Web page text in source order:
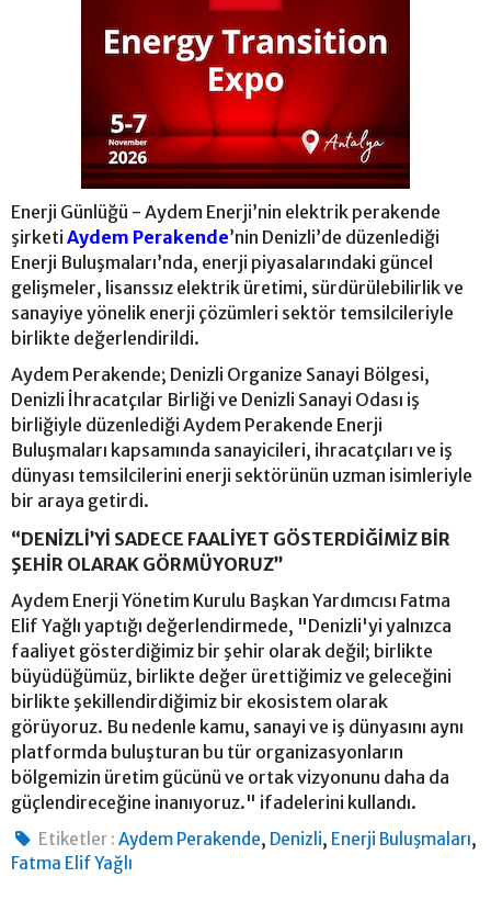
Enerji Günlüğü - Aydem Enerji’nin elektrik perakende
şirketi Aydem Perakende’nin Denizli’de düzenlediği
Enerji Buluşmaları’nda, enerji piyasalarındaki güncel
gelişmeler, lisanssız elektrik üretimi, sürdürülebilirlik ve
sanayiye yönelik enerji çözümleri sektör temsilcileriyle
birlikte değerlendirildi.
Aydem Perakende; Denizli Organize Sanayi Bölgesi,
Denizli İhracatçılar Birliği ve Denizli Sanayi Odası iş
birliğiyle düzenlediği Aydem Perakende Enerji
Buluşmaları kapsamında sanayicileri, ihracatçıları ve iş
dünyası temsilcilerini enerji sektörünün uzman isimleriyle
bir araya getirdi.
“DENİZLİ’Yİ SADECE FAALİYET GÖSTERDİĞİMİZ BİR
ŞEHİR OLARAK GÖRMÜYORUZ”
Aydem Enerji Yönetim Kurulu Başkan Yardımcısı Fatma
Elif Yağlı yaptığı değerlendirmede, "Denizli'yi yalnızca
faaliyet gösterdiğimiz bir şehir olarak değil; birlikte
büyüdüğümüz, birlikte değer ürettiğimiz ve geleceğini
birlikte şekillendirdiğimiz bir ekosistem olarak
görüyoruz. Bu nedenle kamu, sanayi ve iş dünyasını aynı
platformda buluşturan bu tür organizasyonların
bölgemizin üretim gücünü ve ortak vizyonunu daha da
güçlendireceğine inanıyoruz." ifadelerini kullandı.
Etiketler : Aydem Perakende, Denizli, Enerji Buluşmaları,
Fatma Elif Yağlı